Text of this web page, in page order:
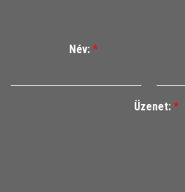
Név: *
Üzenet: *